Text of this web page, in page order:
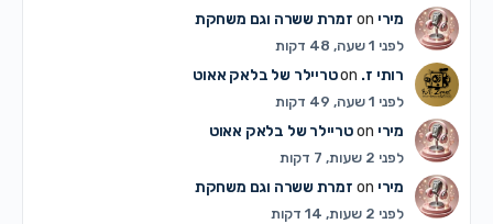
מיריon זמרת ששרה וגם משחקת
לפני 1 שעה, 48 דקות
רותי ז.on טריילר של בלאק אאוט
לפני 1 שעה, 49 דקות
מיריon טריילר של בלאק אאוט
לפני 2 שעות, 7 דקות
מיריon זמרת ששרה וגם משחקת
לפני 2 שעות, 14 דקות